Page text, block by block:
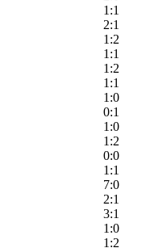
1:1
2:1
1:2
1:1
1:2
1:1
1:0
0:1
1:0
1:2
0:0
1:1
7:0
2:1
3:1
1:0
1:2